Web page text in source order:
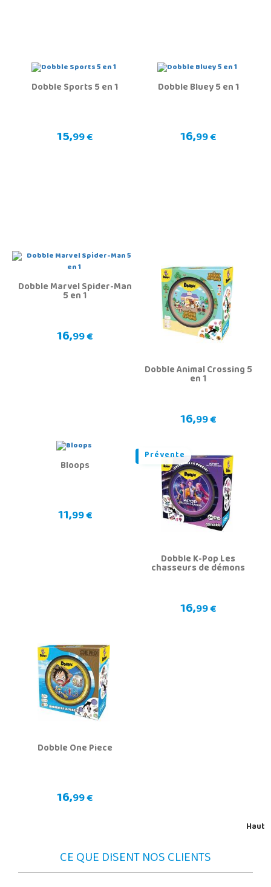
Dobble Sports 5 en 1
15,99 €
Dobble Bluey 5 en 1
16,99 €
Dobble Marvel Spider-Man
5 en 1
16,99 €
Dobble Animal Crossing 5
en 1
16,99 €
Bloops
11,99 €
Prévente
Dobble K-Pop Les
chasseurs de démons
16,99 €
Dobble One Piece
16,99 €
Haut
CE QUE DISENT NOS CLIENTS